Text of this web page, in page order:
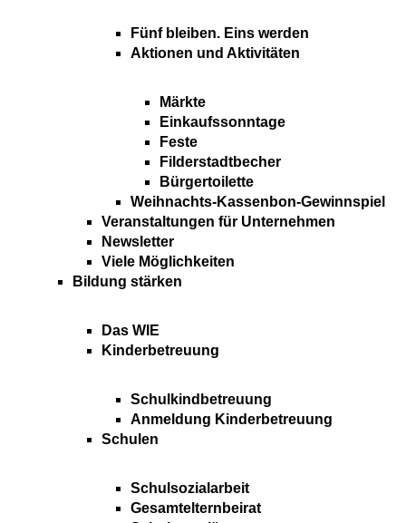
Fünf bleiben. Eins werden
Aktionen und Aktivitäten
Märkte
Einkaufssonntage
Feste
Filderstadtbecher
Bürgertoilette
Weihnachts-Kassenbon-Gewinnspiel
Veranstaltungen für Unternehmen
Newsletter
Viele Möglichkeiten
Bildung stärken
Das WIE
Kinderbetreuung
Schulkindbetreuung
Anmeldung Kinderbetreuung
Schulen
Schulsozialarbeit
Gesamtelternbeirat